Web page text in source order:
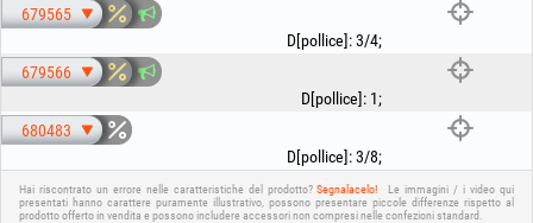
679565
D[pollice]:3/4;
679566
D[pollice]: 1;
680483
D[pollice]:3/8;
Hai riscontrato un errore nelle caratteristiche del prodotto?Segnalacelo!
Le immagini / i video qui
presentati hanno carattere puramente illustrativo, possono presentare piccole differenze rispetto al
prodotto offerto in vendita e possono includere accessori non compresi nelle confezioni standard.